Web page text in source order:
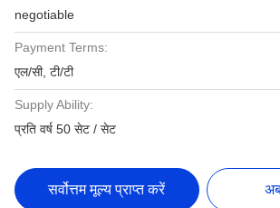
negotiable
Payment Terms:
एल/सी, टी/टी
Supply Ability:
प्रति वर्ष 50 सेट / सेट
सर्वोत्तम मूल्य प्राप्त करें